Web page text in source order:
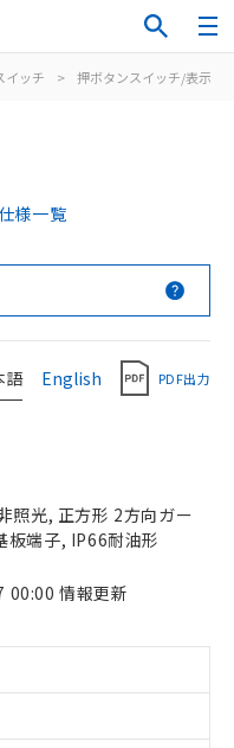
イッチ > 押ボタンスイッチ/表示灯
様一覧
語 English PDF出力
照光, 正方形 2方向ガー
板端子, IP66耐油形
00:00 情報更新